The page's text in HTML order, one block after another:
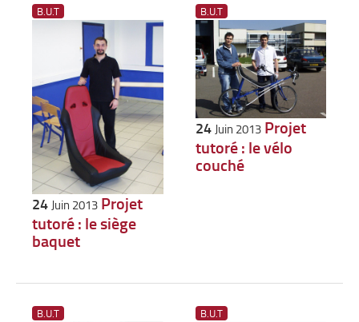
B.U.T
24 Juin 2013 Projet
tutoré : le siège
baquet
B.U.T
24 Juin 2013 Projet
tutoré : le vélo
couché
B.U.T B.U.T